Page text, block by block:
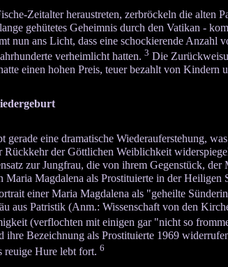
Zeitalter heraustreten, zerbröckeln die alten
gehütetes Geheimnis durch den Vatikan -
nun ans Licht, dass eine schockierende Anzahl
verheimlicht hatten. 3 Die
einen hohen Preis, teuer bezahlt von Kindern
gerade eine dramatische Wiederauferstehung,
Rückkehr der Göttlichen Weiblichkeit
zur Jungfrau, die von ihrem Gegenstück,
Maria Magdalena als Prostituierte in der
einer Maria Magdalena als "geheilte
aus Patristik (Anm.: Wissenschaft von den
(verflochten mit einigen gar "nicht so
ihre Bezeichnung als Prostituierte 1969
reuige Hure lebt fort. 6